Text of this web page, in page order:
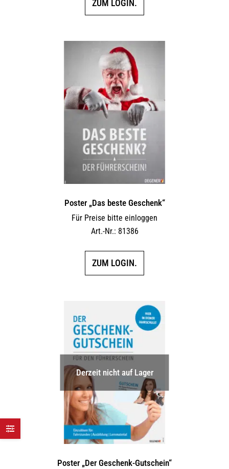
ZUM LOGIN.
Poster „Das beste Geschenk“
Für Preise bitte einloggen
Art.-Nr.: 81386
ZUM LOGIN.
Derzeit nicht auf Lager
Poster „Der Geschenk-Gutschein“